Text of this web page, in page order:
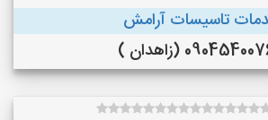
تاسیسات آرامش
(زاهدان )